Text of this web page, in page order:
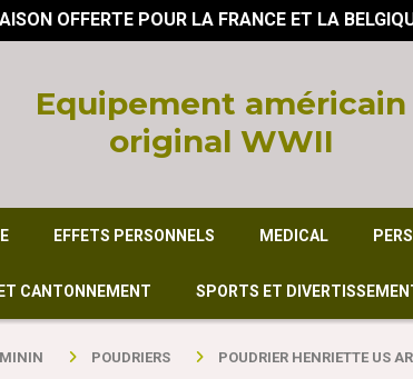
OFFERTE POUR LA FRANCE ET LA
Equipement américain
original WWII
EFFETS PERSONNELS MEDICAL
CANTONNEMENT SPORTS ET
POUDRIERS POUDRIER HENRIETTE US